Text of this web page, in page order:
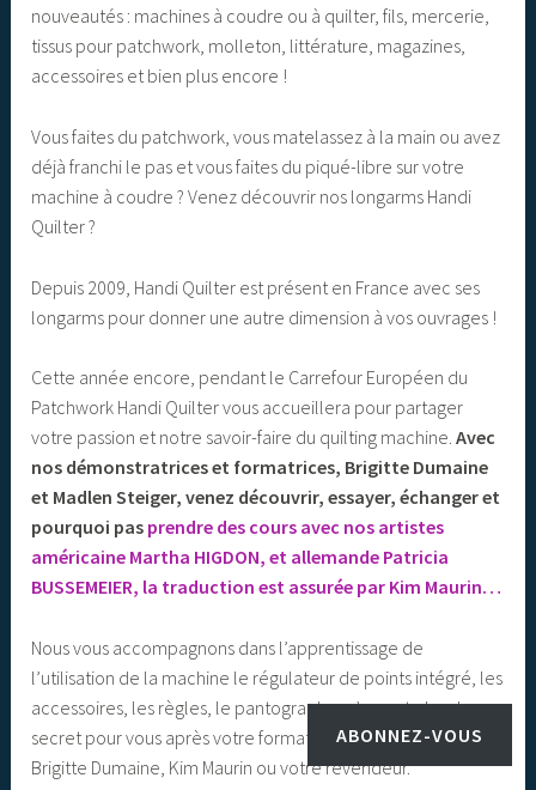
nouveautés : machines à coudre ou à quilter, fils, mercerie,
tissus pour patchwork, molleton, littérature, magazines,
accessoires et bien plus encore !
Vous faites du patchwork, vous matelassez à la main ou avez
déjà franchi le pas et vous faites du piqué-libre sur votre
machine à coudre ? Venez découvrir nos longarms Handi
Quilter ?
Depuis 2009, Handi Quilter est présent en France avec ses
longarms pour donner une autre dimension à vos ouvrages !
Cette année encore, pendant le Carrefour Européen du
Patchwork Handi Quilter vous accueillera pour partager
votre passion et notre savoir-faire du quilting machine.Avec
nos démonstratrices et formatrices, Brigitte Dumaine
et Madlen Steiger, venez découvrir, essayer, échanger et
pourquoi pas prendre des cours avec nos artistes
américaine Martha HIGDON, et allemande Patricia
BUSSEMEIER, la traduction est assurée par Kim Maurin…
Nous vous accompagnons dans l’apprentissage de
l’utilisation de la machine le régulateur de points intégré, les
accessoires, les règles, le pantographe, n’auront plus de
secret pour vous après votre formation à domicile avec
Brigitte Dumaine, Kim Maurin ou votre revendeur.
ABONNEZ-VOUS